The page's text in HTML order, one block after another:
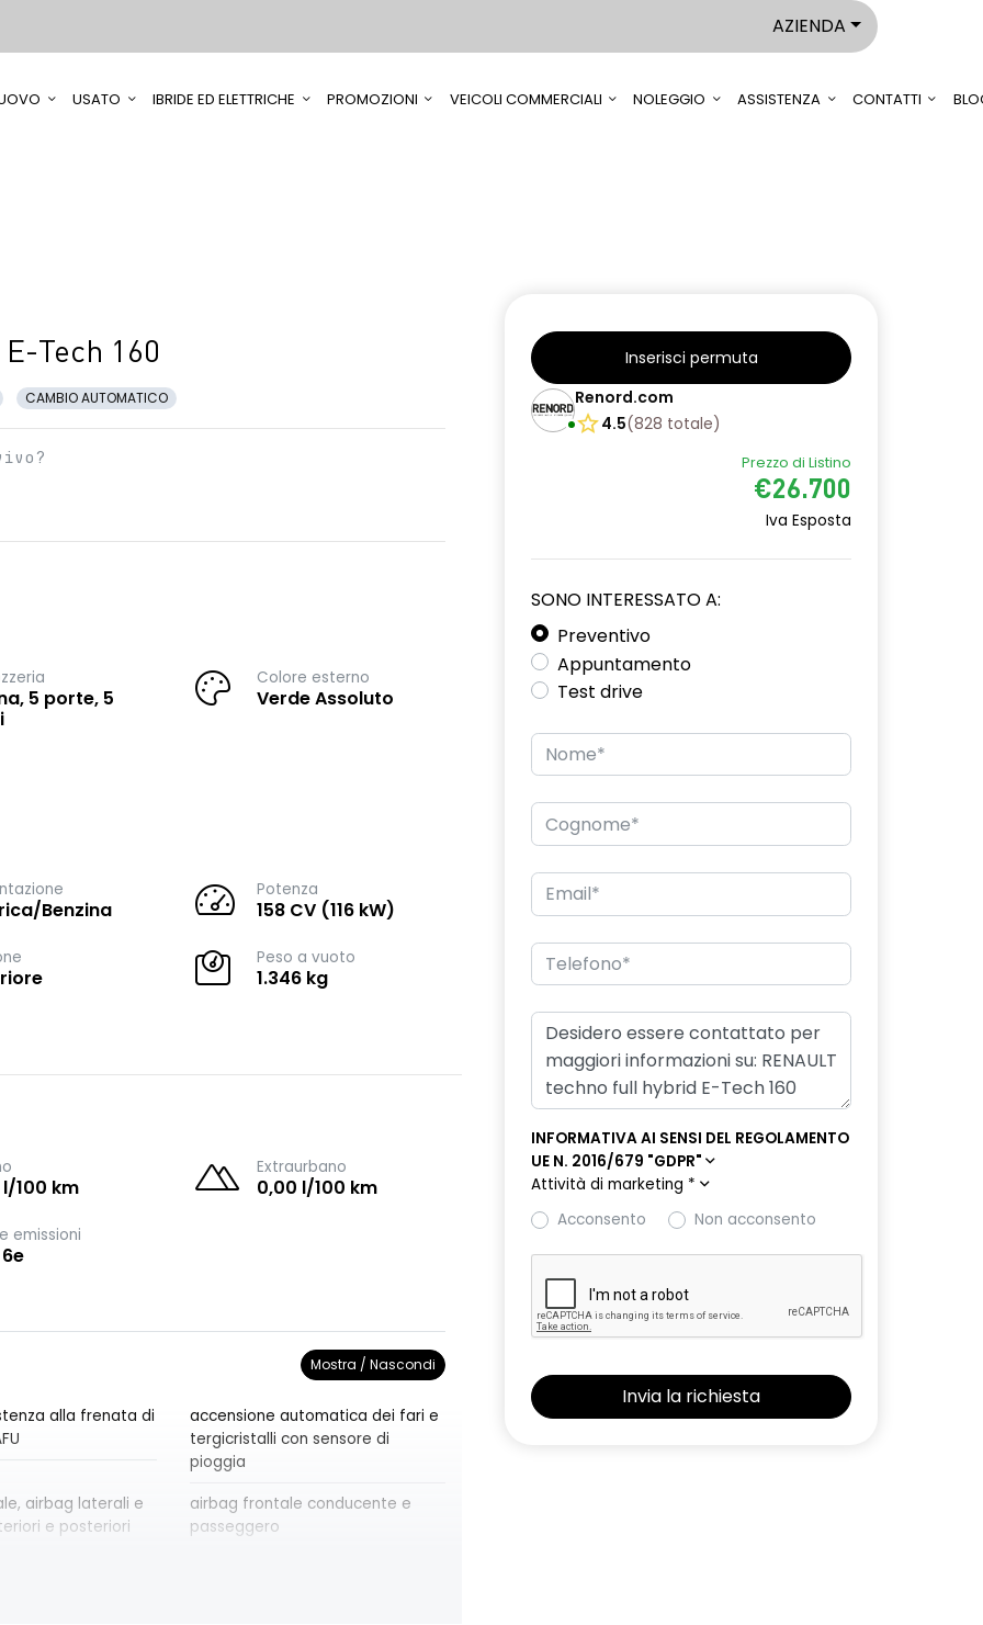
AZIENDA
USATO IBRIDE ED ELETTRICHE PROMOZIONI VEICOLI COMMERCIALI NOLEGGIO ASSISTENZA CONTATTI
Tech 160
CAMBIO AUTOMATICO
5 porte, 5
Colore esterno
Verde Assoluto
Benzina
Potenza
158 CV (116 kW)
Peso a vuoto
1.346 kg
100 km
Extraurbano
0,00 l/100 km
emissioni
Mostra / Nascondi
alla frenata di
accensione automatica dei fari e
tergicristalli con sensore di
pioggia
airbag laterali e
e posteriori
airbag frontale conducente e
passeggero
Inserisci permuta
Renord.com
4.5(828 totale)
Prezzo di Listino
€26.700
Iva Esposta
SONO INTERESSATO A:
Preventivo
Appuntamento
Test drive
INFORMATIVA AI SENSI DEL REGOLAMENTO
UE N. 2016/679 "GDPR"
Attività di marketing *
Acconsento
Non acconsento